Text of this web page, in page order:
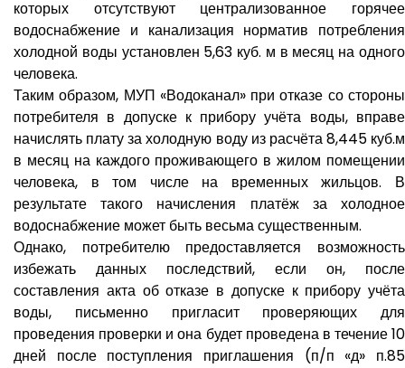
которых отсутствуют централизованное горячее
водоснабжение и канализация норматив потребления
холодной воды установлен 5,63 куб. м в месяц на одного
человека.
Таким образом, МУП «Водоканал» при отказе со стороны
потребителя в допуске к прибору учёта воды, вправе
начислять плату за холодную воду из расчёта 8,445 куб.м
в месяц на каждого проживающего в жилом помещении
человека, в том числе на временных жильцов. В
результате такого начисления платёж за холодное
водоснабжение может быть весьма существенным.
Однако, потребителю предоставляется возможность
избежать данных последствий, если он, после
составления акта об отказе в допуске к прибору учёта
воды, письменно пригласит проверяющих для
проведения проверки и она будет проведена в течение 10
дней после поступления приглашения (п/п «д» п.85